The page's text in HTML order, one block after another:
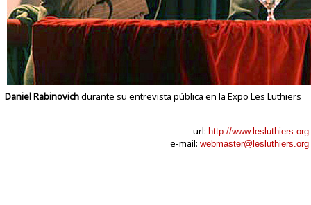
Daniel Rabinovichdurante su entrevista pública en la Expo Les Luthiers
url: http://www.lesluthiers.org
e-mail: webmaster@lesluthiers.org